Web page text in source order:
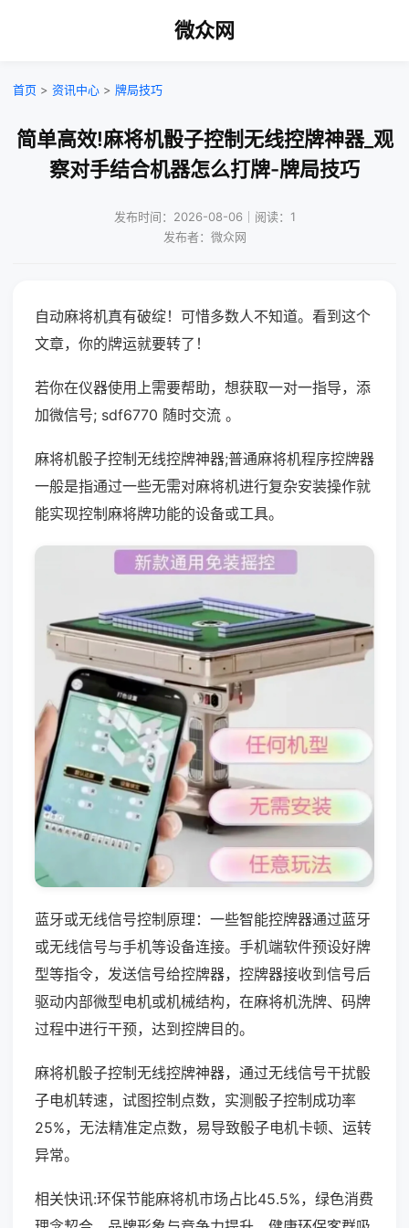
微众网
首页 > 资讯中心 > 牌局技巧
简单高效!麻将机骰子控制无线控牌神器_观
察对手结合机器怎么打牌-牌局技巧
发布时间：2026-08-06｜阅读：1
发布者：微众网
自动麻将机真有破绽！可惜多数人不知道。看到这个
文章，你的牌运就要转了！
若你在仪器使用上需要帮助，想获取一对一指导，添
加微信号; sdf6770 随时交流 。
麻将机骰子控制无线控牌神器;普通麻将机程序控牌器
一般是指通过一些无需对麻将机进行复杂安装操作就
能实现控制麻将牌功能的设备或工具。
蓝牙或无线信号控制原理：一些智能控牌器通过蓝牙
或无线信号与手机等设备连接。手机端软件预设好牌
型等指令，发送信号给控牌器，控牌器接收到信号后
驱动内部微型电机或机械结构，在麻将机洗牌、码牌
过程中进行干预，达到控牌目的。
麻将机骰子控制无线控牌神器，通过无线信号干扰骰
子电机转速，试图控制点数，实测骰子控制成功率
25%，无法精准定点数，易导致骰子电机卡顿、运转
异常。
相关快讯:环保节能麻将机市场占比45.5%，绿色消费